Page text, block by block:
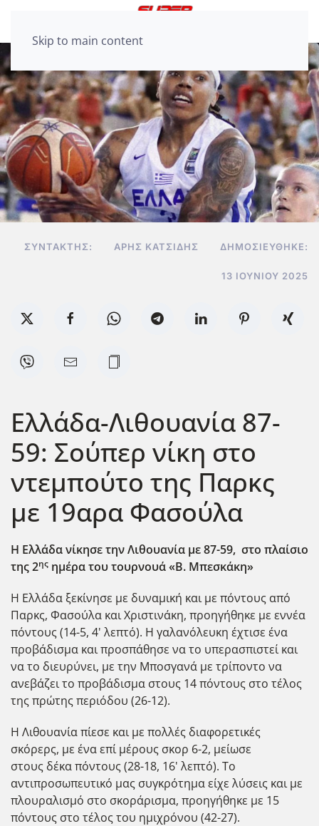
Skip to main content
ΣΥΝΤΆΚΤΗΣ: ΆΡΗΣ ΚΑΤΣΊΔΗΣ ΔΗΜΟΣΙΕΎΘΗΚΕ:
13 ΙΟΥΝΊΟΥ 2025
Ελλάδα-Λιθουανία 87-
59: Σούπερ νίκη στο
ντεμπούτο της Παρκς
με 19αρα Φασούλα
Η Ελλάδα νίκησε την Λιθουανία με 87-59, στο πλαίσιο
της 2ης ημέρα του τουρνουά «Β. Μπεσκάκη»
Η Ελλάδα ξεκίνησε με δυναμική και με πόντους από
Παρκς, Φασούλα και Χριστινάκη, προηγήθηκε με εννέα
πόντους (14-5, 4' λεπτό). Η γαλανόλευκη έχτισε ένα
προβάδισμα και προσπάθησε να το υπερασπιστεί και
να το διευρύνει, με την Μποσγανά με τρίποντο να
ανεβάζει το προβάδισμα στους 14 πόντους στο τέλος
της πρώτης περιόδου (26-12).
Η Λιθουανία πίεσε και με πολλές διαφορετικές
σκόρερς, με ένα επί μέρους σκορ 6-2, μείωσε
στους δέκα πόντους (28-18, 16' λεπτό). Το
αντιπροσωπευτικό μας συγκρότημα είχε λύσεις και με
πλουραλισμό στο σκοράρισμα, προηγήθηκε με 15
πόντους στο τέλος του ημιχρόνου (42-27).